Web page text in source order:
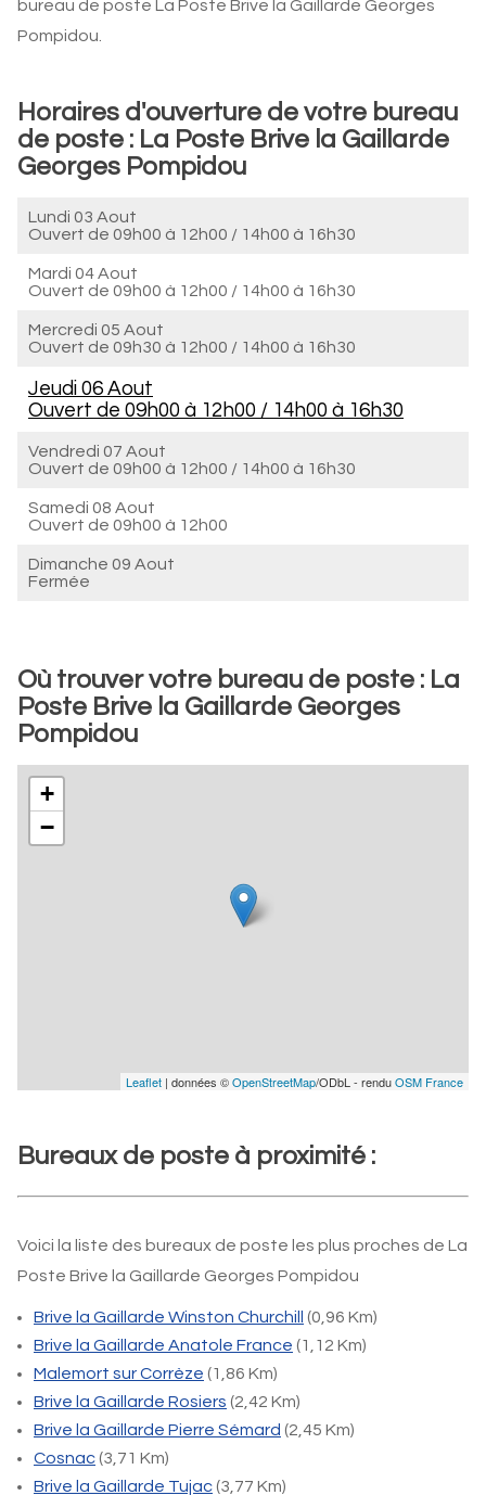
bureau de poste La Poste Brive la Gaillarde Georges
Pompidou.
Horaires d'ouverture de votre bureau
de poste : La Poste Brive la Gaillarde
Georges Pompidou
Lundi 03 Aout
Ouvert de 09h00 à 12h00 / 14h00 à 16h30
Mardi 04 Aout
Ouvert de 09h00 à 12h00 / 14h00 à 16h30
Mercredi 05 Aout
Ouvert de 09h30 à 12h00 / 14h00 à 16h30
Jeudi 06 Aout
Ouvert de 09h00 à 12h00 / 14h00 à 16h30
Vendredi 07 Aout
Ouvert de 09h00 à 12h00 / 14h00 à 16h30
Samedi 08 Aout
Ouvert de 09h00 à 12h00
Dimanche 09 Aout
Fermée
Où trouver votre bureau de poste : La
Poste Brive la Gaillarde Georges
Pompidou
+
−
Leaflet | données ©OpenStreetMap/ODbL - renduOSM France
Bureaux de poste à proximité :
Voici la liste des bureaux de poste les plus proches de La
Poste Brive la Gaillarde Georges Pompidou
Brive la Gaillarde Winston Churchill
(0,96 Km)
Brive la Gaillarde Anatole France (1,12 Km)
Malemort sur Corrèze (1,86 Km)
Brive la Gaillarde Rosiers (2,42 Km)
Brive la Gaillarde Pierre Sémard (2,45 Km)
Cosnac(3,71 Km)
Brive la Gaillarde Tujac(3,77 Km)